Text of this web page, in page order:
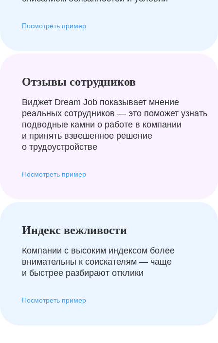
Посмотреть пример
Отзывы сотрудников
Виджет Dream Job показывает мнение
реальных сотрудников — это поможет узнать
подводные камни о работе в компании
и принять взвешенное решение
о трудоустройстве
Посмотреть пример
Индекс вежливости
Компании с высоким индексом более
внимательны к соискателям — чаще
и быстрее разбирают отклики
Посмотреть пример